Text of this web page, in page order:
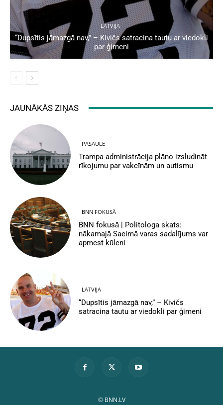
LATVIJA
“Dupsītis jāmazgā nav,” – Kivičs satracina tautu ar viedokli
par ģimeni
JAUNĀKĀS ZIŅAS
PASAULĒ
Trampa administrācija plāno izsludināt
rīkojumu par vakcīnām un autismu
BNN FOKUSĀ
BNN fokusā | Politologa skats:
nākamajā Saeimā varas sadalījums var
apmest kūleni
LATVIJA
“Dupsītis jāmazgā nav,” – Kivičs
satracina tautu ar viedokli par ģimeni
© BNN.LV